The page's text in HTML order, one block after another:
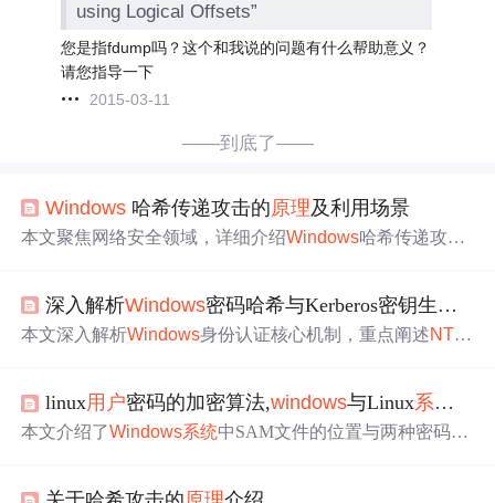
using Logical Offsets”
您是指fdump吗？这个和我说的问题有什么帮助意义？
请您指导一下
2015-03-11
——到底了——
Windows 哈希传递攻击的原理及利用场景
本文聚焦网络安全领域，详细介绍Windows哈希传递攻
用场景，如内部网络攻击、横向移动等，并给出加强密码
安全、启用多因素身份验证等防范措施。
深入解析Windows密码哈希与Kerberos密钥生成
本文深入解析Windows身份认证核心机制，重点阐述NT哈
值派生密钥）的生成原理。结合DSInternals PowerShell模
块，实操演示三类凭证的计算、验证与离线分析方法，并
linux用户密码的加密算法,windows与Linux系统
本文介绍了Windows系统中SAM文件的位置与两种密码哈